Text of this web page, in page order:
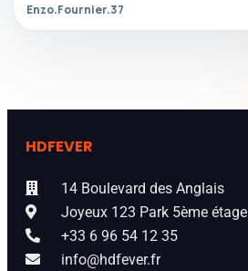
Enzo.Fournier.37
HDFEVER
14 Boulevard des Anglais
Joyeux 123 Park 5ème étage
+33 6 96 54 12 35
info@hdfever.fr